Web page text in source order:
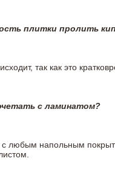
плитки пролить
так как это
с ламинатом?
любым напольным